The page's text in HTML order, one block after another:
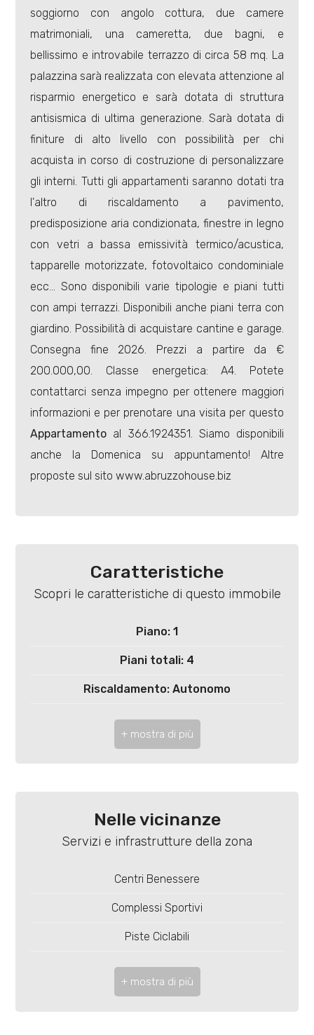
soggiorno con angolo cottura, due camere
matrimoniali, una cameretta, due bagni, e
bellissimo e introvabile terrazzo di circa 58 mq. La
palazzina sarà realizzata con elevata attenzione al
risparmio energetico e sarà dotata di struttura
antisismica di ultima generazione. Sarà dotata di
finiture di alto livello con possibilità per chi
acquista in corso di costruzione di personalizzare
gli interni. Tutti gli appartamenti saranno dotati tra
l'altro di riscaldamento a pavimento,
predisposizione aria condizionata, finestre in legno
con vetri a bassa emissività termico/acustica,
tapparelle motorizzate, fotovoltaico condominiale
ecc... Sono disponibili varie tipologie e piani tutti
con ampi terrazzi. Disponibili anche piani terra con
giardino. Possibilità di acquistare cantine e garage.
Consegna fine 2026. Prezzi a partire da €
200.000,00. Classe energetica: A4. Potete
contattarci senza impegno per ottenere maggiori
informazioni e per prenotare una visita per questo
Appartamento al 366.1924351. Siamo disponibili
anche la Domenica su appuntamento! Altre
proposte sul sito www.abruzzohouse.biz
Caratteristiche
Scopri le caratteristiche di questo immobile
Piano: 1
Piani totali: 4
Riscaldamento: Autonomo
Ascensore: Si
Infissi: legno
Posizione: Centrale
Nelle vicinanze
Servizi e infrastrutture della zona
Centri Benessere
Complessi Sportivi
Piste Ciclabili
Trasporti Pubblici
Asilo
Totale
mq
Locali
minimi
Qualsiasi
1
2
3
4
5
Qualsiasi